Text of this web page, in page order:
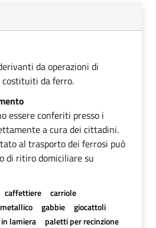
da operazioni di
costituiti da ferro.
essere conferiti presso i
a cura dei cittadini.
al trasporto dei ferrosi può
di ritiro domiciliare su
caffettiere
carriole
gabbie
giocattoli
lamiera
paletti per recinzione